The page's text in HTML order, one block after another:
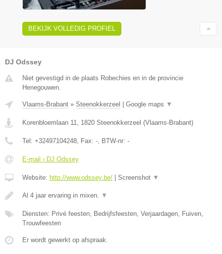
BEKIJK VOLLEDIG PROFIEL
DJ Odssey
Niet gevestigd in de plaats Robechies en in de provincie
Henegouwen.
Vlaams-Brabant » Steenokkerzeel Google maps ▼
Korenbloemlaan 11, 1820 Steenokkerzeel (Vlaams-Brabant)
Tel: +32497104248, Fax: -, BTW-nr: -
E-mail › DJ Odssey
Website: http://www.odssey.be/ Screenshot ▼
Al 4 jaar ervaring in mixen. ▼
Diensten: Privé feesten, Bedrijfsfeesten, Verjaardagen, Fuiven,
Trouwfeesten
Er wordt gewerkt op afspraak.